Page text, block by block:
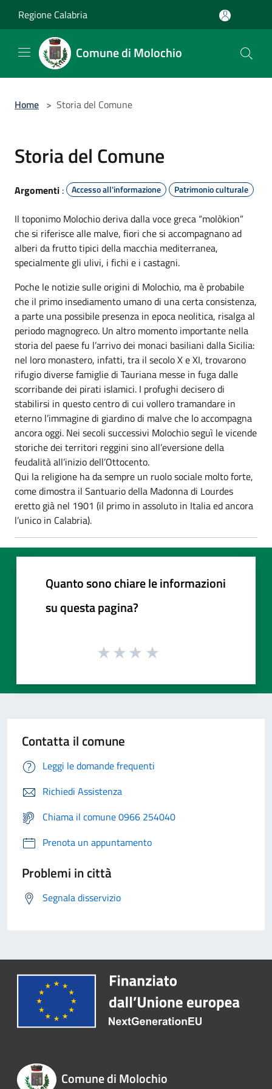
Regione Calabria
Comune di Molochio
Home > Storia del Comune
Storia del Comune
Argomenti : Accesso all'informazione Patrimonio culturale
Il toponimo Molochio deriva dalla voce greca “molòkion”
che si riferisce alle malve, fiori che si accompagnano ad
alberi da frutto tipici della macchia mediterranea,
specialmente gli ulivi, i fichi e i castagni.
Poche le notizie sulle origini di Molochio, ma è probabile
che il primo insediamento umano di una certa consistenza,
a parte una possibile presenza in epoca neolitica, risalga al
periodo magnogreco. Un altro momento importante nella
storia del paese fu l’arrivo dei monaci basiliani dalla Sicilia:
nel loro monastero, infatti, tra il secolo X e XI, trovarono
rifugio diverse famiglie di Tauriana messe in fuga dalle
scorribande dei pirati islamici. I profughi decisero di
stabilirsi in questo centro di cui vollero tramandare in
eterno l’immagine di giardino di malve che lo accompagna
ancora oggi. Nei secoli successivi Molochio seguì le vicende
storiche dei territori reggini sino all’eversione della
feudalità all’inizio dell’Ottocento.
Qui la religione ha da sempre un ruolo sociale molto forte,
come dimostra il Santuario della Madonna di Lourdes
eretto già nel 1901 (il primo in assoluto in Italia ed ancora
l’unico in Calabria).
Quanto sono chiare le informazioni
su questa pagina?
Contatta il comune
Leggi le domande frequenti
Richiedi Assistenza
Chiama il comune 0966 254040
Prenota un appuntamento
Problemi in città
Segnala disservizio
Comune di Molochio